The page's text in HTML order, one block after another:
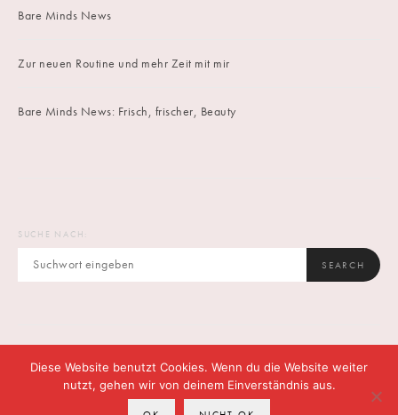
Bare Minds News
Zur neuen Routine und mehr Zeit mit mir
Bare Minds News: Frisch, frischer, Beauty
SUCHE NACH:
SEARCH
DATENSCHUTZ CONTACT
Diese Website benutzt Cookies. Wenn du die Website weiter
nutzt, gehen wir von deinem Einverständnis aus.